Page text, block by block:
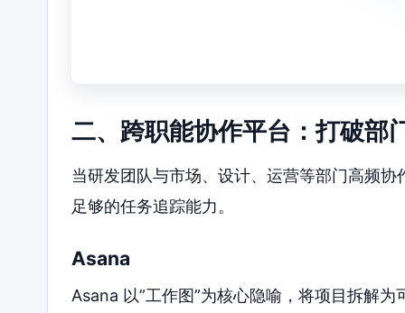
二、跨职能协作平台：打破部
当研发团队与市场、设计、运营等部门高频
足够的任务追踪能力。
Asana
Asana 以”工作图”为核心隐喻，将项目拆解